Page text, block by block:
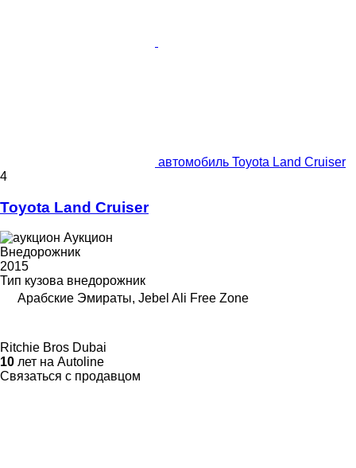
автомобиль Toyota Land Cruiser
4
Toyota Land Cruiser
Аукцион
Внедорожник
2015
Тип кузова внедорожник
Арабские Эмираты, Jebel Ali Free Zone
Ritchie Bros Dubai
10 лет на Autoline
Связаться с продавцом